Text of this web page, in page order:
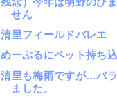
せん
清里フィールドバレエ
めーぷるにペット持ち
清里も梅雨ですが…バ
ました。